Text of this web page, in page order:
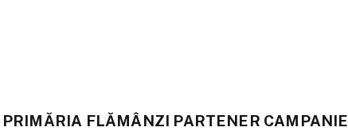
PRIMĂRIA FLĂMÂNZI PARTENER CAMPANIE